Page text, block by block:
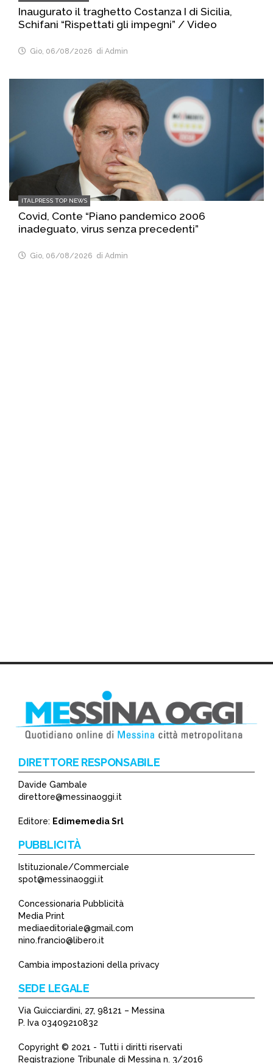
Inaugurato il traghetto Costanza I di Sicilia,
Schifani “Rispettati gli impegni” / Video
Gio, 06/08/2026 di Admin
ITALPRESS TOP NEWS
Covid, Conte “Piano pandemico 2006
inadeguato, virus senza precedenti”
Gio, 06/08/2026 di Admin
DIRETTORE RESPONSABILE
Davide Gambale
direttore@messinaoggi.it
Editore: Edimemedia Srl
PUBBLICITÀ
Istituzionale/Commerciale
spot@messinaoggi.it
Concessionaria Pubblicità
Media Print
mediaeditoriale@gmail.com
nino.francio@libero.it
Cambia impostazioni della privacy
SEDE LEGALE
Via Guicciardini, 27, 98121 – Messina
P. Iva 03409210832
Copyright © 2021 - Tutti i diritti riservati
Registrazione Tribunale di Messina n. 3/2016